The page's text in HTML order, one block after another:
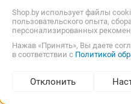
Подбор по
Нет в продаже
Shop.by использует файлы
пользовательского опыта,
персонализированных
Нажав «Принять», Вы даете
в соответствии с Политикой
Отклонить